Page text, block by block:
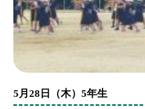
5月28日（木）5年生